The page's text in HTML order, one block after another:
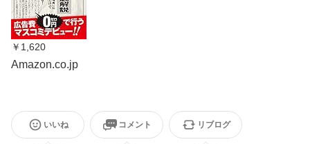
￥1,620
Amazon.co.jp
いいね コメント リブログ